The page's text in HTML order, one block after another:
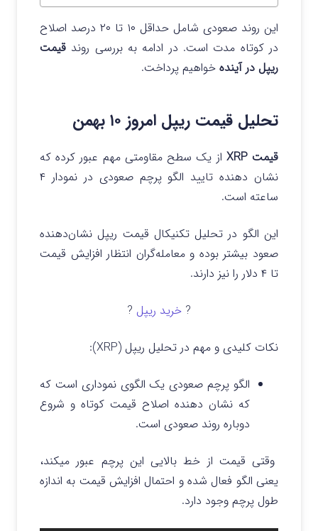
این روند صعودی شامل حداقل ۱۰ تا ۲۰ درصد اصلاح
در کوتاه مدت است. در ادامه به بررسی روند قیمت
ریپل در آینده خواهیم پرداخت.
تحلیل قیمت ریپل امروز ۱۰ بهمن
قیمت XRP
از یک سطح مقاومتی مهم عبور کرده که
نشان دهنده تایید الگو پرچم صعودی در نمودار ۴
ساعته است.
این الگو در تحلیل تکنیکال قیمت ریپل نشان‌دهنده
صعود بیشتر بوده و معامله‌گران انتظار افزایش قیمت
تا ۴ دلار را نیز دارند.
? خرید ریپل ?
نکات کلیدی و مهم در تحلیل ریپل (XRP):
الگو پرچم صعودی یک الگوی نموداری است که
که نشان دهنده اصلاح قیمت کوتاه و شروع
دوباره روند صعودی است.
وقتی قیمت از خط بالایی این پرچم عبور میکند،
یعنی الگو فعال شده و احتمال افزایش قیمت به اندازه
طول پرچم وجود دارد.